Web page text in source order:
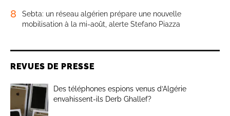
8
Sebta: un réseau algérien prépare une nouvelle
mobilisation à la mi-août, alerte Stefano Piazza
REVUES DE PRESSE
Des téléphones espions venus d’Algérie
envahissent-ils Derb Ghallef?